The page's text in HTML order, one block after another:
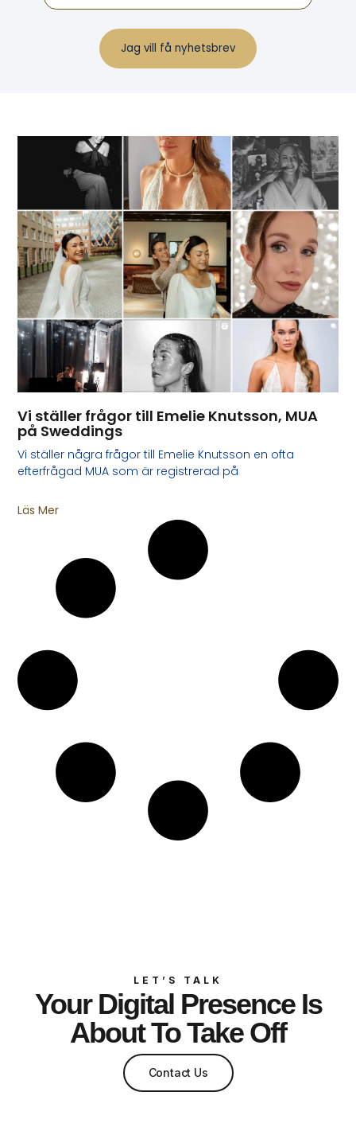
Vi ställer frågor till Emelie Knutsson, MUA
på Sweddings
Vi ställer några frågor till Emelie Knutsson en ofta
efterfrågad MUA som är registrerad på
Läs Mer
LET’S TALK
Your Digital Presence Is
About To Take Off
Contact Us